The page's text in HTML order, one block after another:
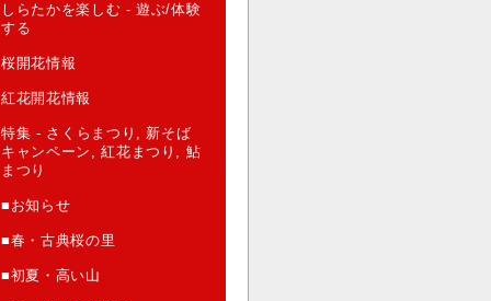
しらたかを楽しむ - 遊ぶ/体験
する
桜開花情報
紅花開花情報
特集 - さくらまつり, 新そば
キャンペーン, 紅花まつり, 鮎
まつり
■お知らせ
■春・古典桜の里
■初夏・高い山